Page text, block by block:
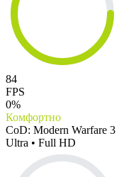
84
FPS
0%
Комфортно
CoD: Modern Warfare 3
Ultra • Full HD